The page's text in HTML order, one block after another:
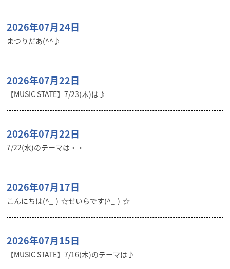
2026年07月24日
まつりだあ(^^♪
2026年07月22日
【MUSIC STATE】7/23(木)は♪
2026年07月22日
7/22(水)のテーマは・・
2026年07月17日
こんにちは(^_-)-☆せいらです(^_-)-☆
2026年07月15日
【MUSIC STATE】7/16(木)のテーマは♪